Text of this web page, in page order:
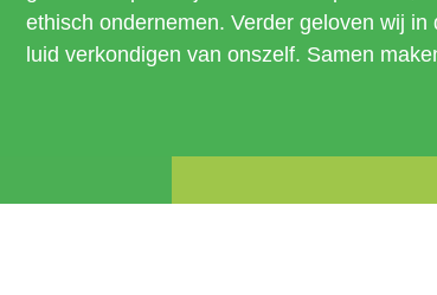
ethisch ondernemen. Verder geloven wij
luid verkondigen van onszelf. Samen